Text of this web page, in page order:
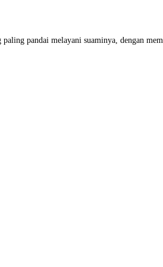
pandai melayani suaminya, dengan